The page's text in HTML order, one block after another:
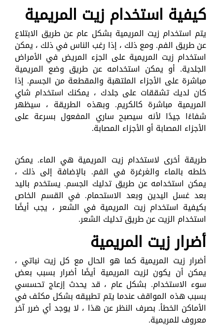
كيفية استخدام زيت المريمية
يتم استخدام زيت المريمية بشكل عام عن طريق الابتلاع
عن طريق الفم. ومع ذلك ، إذا رغب الناس في ذلك ، يمكن
استخدام زيت المريمية على الجزء المريض في الأمراض
الجلدية. أو يمكن استخدامه عن طريق وضع المريمية
مباشرة على الأجزاء الملتهبة والمقطعة من الجسم. إذا
كان لديك تشققات على جلدك ، يمكنك استخدام شاي
المريمية مباشرة كالكريم. وبهذه الطريقة ، سيظهر
شفاءًا جيدًا لأنه سيصبح ساري المفعول بسرعة على
الأجزاء المصابة أو الأجزاء المصابة.
طريقة أخرى لاستخدام زيت المريمية هي الماء. يمكن
خلطه بالماء والغرغرة في الفم. بالإضافة إلى ذلك ،
يمكن استخدامه عن طريق تدليك الجسم. يستخدم باليد
بعد غسل اليدين وبعد الاستحمام. في القسم الخاص
بكيفية استخدام زيت المريمية في الشعر ، يجب أيضًا
استخدام الزيت عن طريق تدليك الشعر.
أضرار زيت المريمية
أضرار زيت المريمية كما هو الحال مع كل زيت نباتي ،
يمكن أن يكون لزيت المريمية أيضًا أضرار بسبب بعض
سوء الاستخدام. بشكل عام ، قد يحدث إزعاج تحسسي
بسبب هذه المواقف عندما يتم تطبيقه بشكل مكثف في
الأماكن الخطأ. بصرف النظر عن هذا ، لا يوجد أي ضرر آخر
معروف للمريمية.